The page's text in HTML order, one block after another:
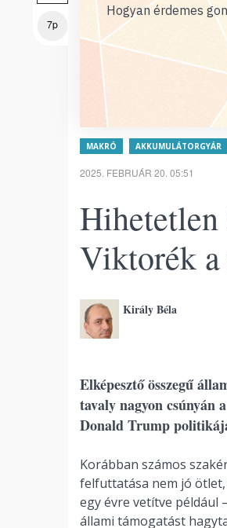
7p
Hogyan érdemes
MAKRÓ AKKUMULÁTORGYÁR
2025. FEBRUÁR 20. 05:51
Hihetetlen
Viktorék a
Király Béla
Elképesztő összegű
tavaly nagyon csúnyán
Donald Trump
Korábban számos
felfuttatása nem jó
egy évre vetítve például
állami támogatást